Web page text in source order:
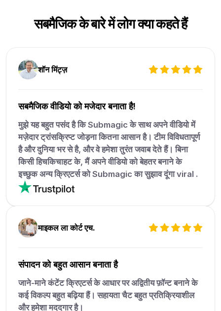
सबमैजिक के बारे में लोग क्या कहते हैं
शॉन मिंट्ज़
सबमैजिक वीडियो को मजेदार बनाता है!
मुझे यह बहुत पसंद है कि Submagic के साथ अपने वीडियो में
मज़ेदार ट्रांसक्रिप्ट जोड़ना कितना आसान है। टीम विविधतापूर्ण
है और दुनिया भर से है, और वे हमेशा तुरंत जवाब देते हैं। बिना
किसी हिचकिचाहट के, मैं अपने वीडियो को बेहतर बनाने के
इच्छुक अन्य क्रिएटर्स को Submagic का सुझाव दूंगा viral .
माइकल ला कोर्ट एच.
संपादन को बहुत आसान बनाता है
जाने-माने कंटेंट क्रिएटर्स के आधार पर अद्वितीय फ़ॉन्ट बनाने के
कई विकल्प बहुत बढ़िया हैं। सहायता चैट बहुत प्रतिक्रियाशील
और हमेशा मददगार है।